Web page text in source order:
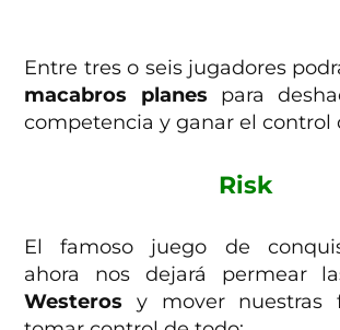
Entre tres o seis jugadores
macabros planes para
competencia y ganar el control
Risk
El famoso juego de
ahora nos dejará permear
Westeros y mover nuestras